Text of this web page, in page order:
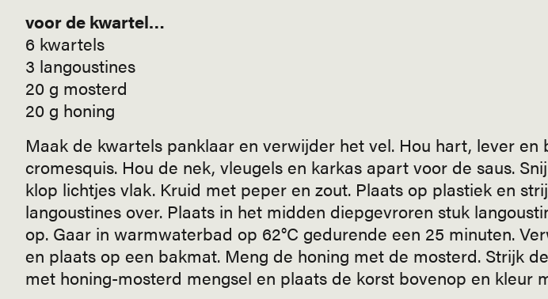
voor de kwartel…
6 kwartels
3 langoustines
20 g mosterd
20 g honing
Maak de kwartels panklaar en verwijder het vel. Hou hart, lever
cromesquis. Hou de nek, vleugels en karkas apart voor de saus.
klop lichtjes vlak. Kruid met peper en zout. Plaats op plastiek en
langoustines over. Plaats in het midden diepgevroren stuk
op. Gaar in warmwaterbad op 62°C gedurende een 25 minuten.
en plaats op een bakmat. Meng de honing met de mosterd. Strijk
met honing-mosterd mengsel en plaats de korst bovenop en kleur